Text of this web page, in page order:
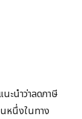
ะนำว่าลดภาษี
หนึ่งในทาง